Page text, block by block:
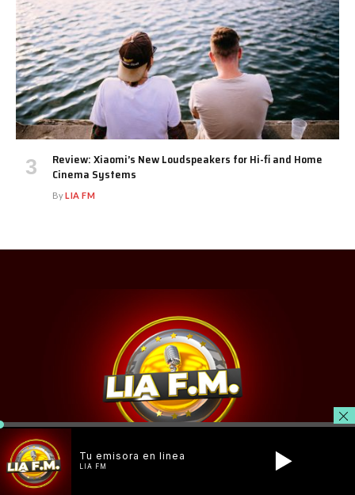
Review: Xiaomi’s New Loudspeakers for Hi-fi and Home
Cinema Systems
ByLIA FM
Tu emisora en linea
LIA FM